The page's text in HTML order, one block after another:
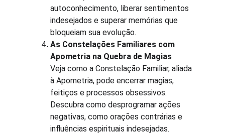
autoconhecimento, liberar sentimentos
indesejados e superar memórias que
bloqueiam sua evolução.
As Constelações Familiares com
Apometria na Quebra de Magias
Veja como a Constelação Familiar, aliada
à Apometria, pode encerrar magias,
feitiços e processos obsessivos.
Descubra como desprogramar ações
negativas, como orações contrárias e
influências espirituais indesejadas.